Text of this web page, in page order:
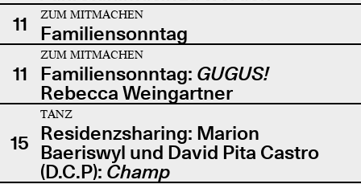
11
ZUM MITMACHEN
Familiensonntag
11
ZUM MITMACHEN
Familiensonntag: GUGUS!
Rebecca Weingartner
15
TANZ
Residenzsharing: Marion
Baeriswyl und David Pita Castro
(D.C.P): Champ